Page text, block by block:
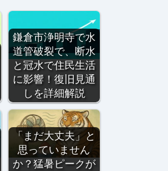
鎌倉市浄明寺で水
道管破裂で、断水
と冠水で住民生活
に影響！復旧見通
しを詳細解説
「まだ大丈夫」と
思っていません
か？猛暑ピークが